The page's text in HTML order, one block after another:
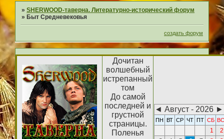
»SHERWOOD-таверна. Литературно-исторический форум
» Быт Средневековья
создать форум
Дочитан
волшебный
истрепанный
том
До самой
последней и
грустной
страницы.
Поленья
◄ Август - 2026 ►
ПН ВТ СР ЧТ ПТ СБ ВС
1
2